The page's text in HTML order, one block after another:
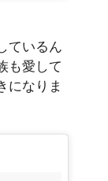
ているん
も愛して
になりま